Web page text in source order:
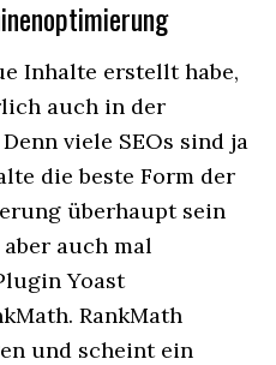
Inhalte erstellt habe,
auch in der
viele SEOs sind ja
die beste Form der
überhaupt sein
auch mal
Yoast
RankMath
und scheint ein